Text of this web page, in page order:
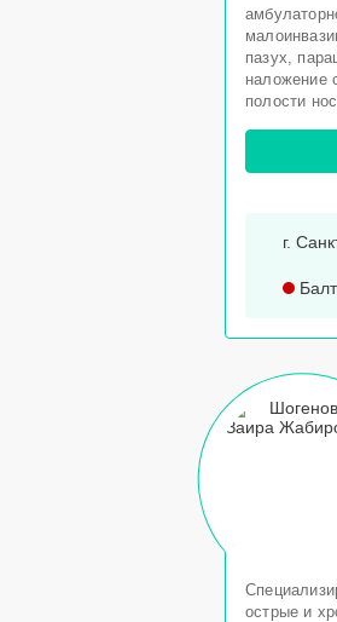
пазух,
наложение
полости
г.
острые и